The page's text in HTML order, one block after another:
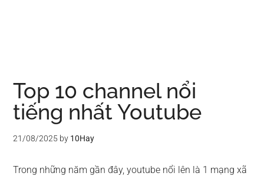
Top 10 channel nổi
tiếng nhất Youtube
21/08/2025 by 10Hay
Trong những năm gần đây, youtube nổi lên là 1 mạng xã